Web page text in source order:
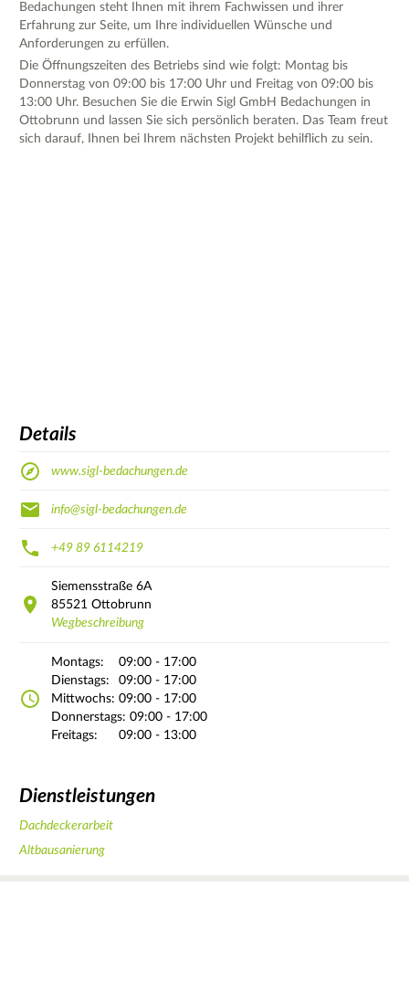
Bedachungen steht Ihnen mit ihrem Fachwissen und ihrer
Erfahrung zur Seite, um Ihre individuellen Wünsche und
Anforderungen zu erfüllen.
Die Öffnungszeiten des Betriebs sind wie folgt: Montag bis
Donnerstag von 09:00 bis 17:00 Uhr und Freitag von 09:00 bis
13:00 Uhr. Besuchen Sie die Erwin Sigl GmbH Bedachungen in
Ottobrunn und lassen Sie sich persönlich beraten. Das Team freut
sich darauf, Ihnen bei Ihrem nächsten Projekt behilflich zu sein.
Details
www.sigl-bedachungen.de
info@sigl-bedachungen.de
+49 89 6114219
Siemensstraße 6A
85521 Ottobrunn
Wegbeschreibung
Montags:
09:00 - 17:00
Dienstags:
09:00 - 17:00
Mittwochs: 09:00 - 17:00
Donnerstags: 09:00 - 17:00
Freitags:
09:00 - 13:00
Dienstleistungen
Dachdeckerarbeit
Altbausanierung